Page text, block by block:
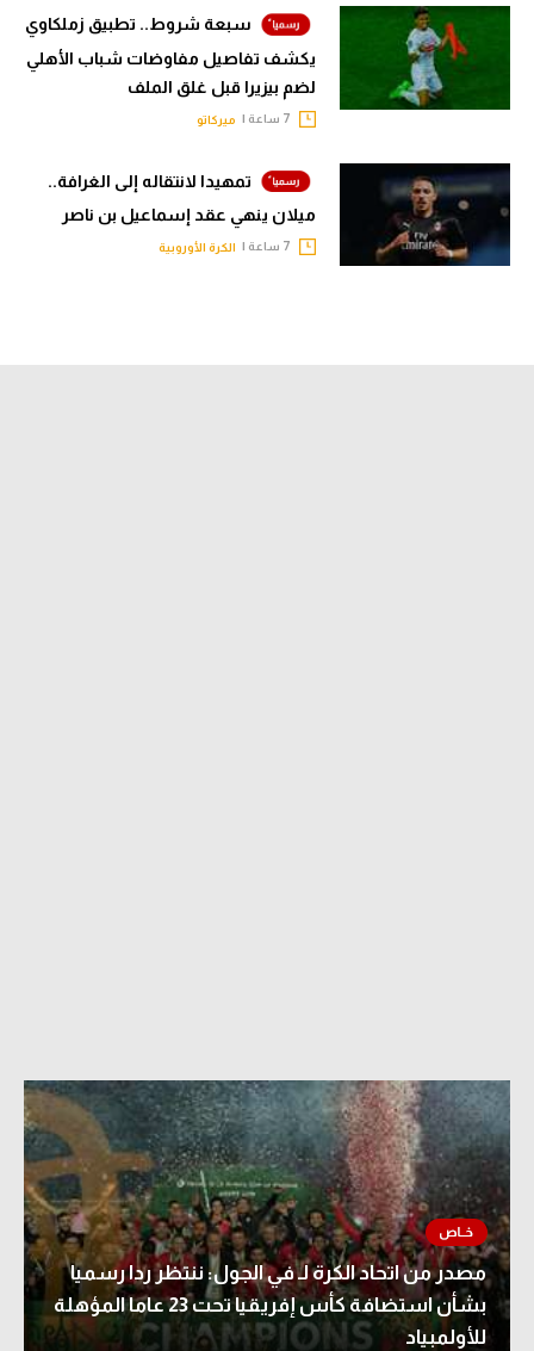
سبعة شروط.. تطبيق زملكاوي
يكشف تفاصيل مفاوضات شباب الأهلي
لضم بيزيرا قبل غلق الملف
ميركاتو
تمهيدا لانتقاله إلى الغرافة..
ميلان ينهي عقد إسماعيل بن ناصر
الكرة الأوروبية
مصدر من اتحاد الكرة لـ في الجول: ننتظر ردا رسميا
بشأن استضافة كأس إفريقيا تحت 23 عاما المؤهلة
للأولمبياد